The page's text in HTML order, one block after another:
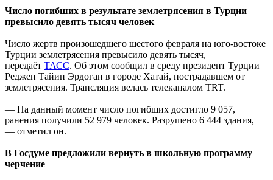
Число погибших в результате землетрясения в Турции
превысило девять тысяч человек
Число жертв произошедшего шестого февраля на юго-востоке
Турции землетрясения превысило девять тысяч,
передаёт ТАСС. Об этом сообщил в среду президент Турции
Реджеп Тайип Эрдоган в городе Хатай, пострадавшем от
землетрясения. Трансляция велась телеканалом TRT.
— На данный момент число погибших достигло 9 057,
ранения получили 52 979 человек. Разрушено 6 444 здания,
— отметил он.
В Госдуме предложили вернуть в школьную программу
черчение